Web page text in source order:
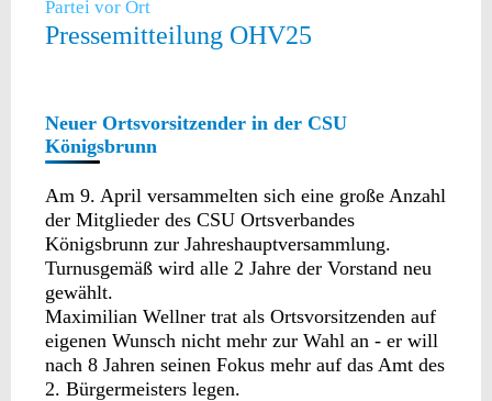
Partei vor Ort
Pressemitteilung OHV25
Neuer Ortsvorsitzender in der CSU
Königsbrunn
Am 9. April versammelten sich eine große Anzahl
der Mitglieder des CSU Ortsverbandes
Königsbrunn zur Jahreshauptversammlung.
Turnusgemäß wird alle 2 Jahre der Vorstand neu
gewählt.
Maximilian Wellner trat als Ortsvorsitzenden auf
eigenen Wunsch nicht mehr zur Wahl an - er will
nach 8 Jahren seinen Fokus mehr auf das Amt des
2. Bürgermeisters legen.